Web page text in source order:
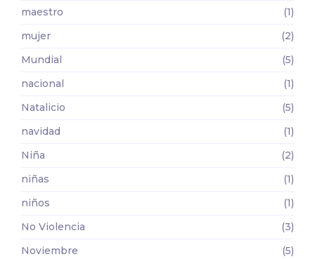
maestro
(1)
mujer
(2)
Mundial
(5)
nacional
(1)
Natalicio
(5)
navidad
(1)
Niña
(2)
niñas
(1)
niños
(1)
No Violencia
(3)
Noviembre
(5)